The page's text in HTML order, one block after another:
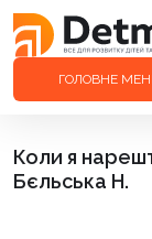
ГОЛОВНЕ
Коли я
Бєльська Н.